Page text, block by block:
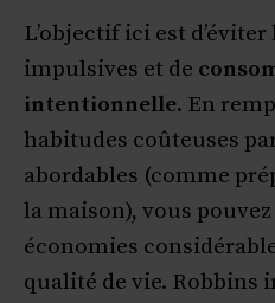
L’objectif ici est d’éviter
impulsives et de
intentionnelle. En
habitudes coûteuses
abordables (comme
la maison), vous pouvez
économies
qualité de vie. Robbins